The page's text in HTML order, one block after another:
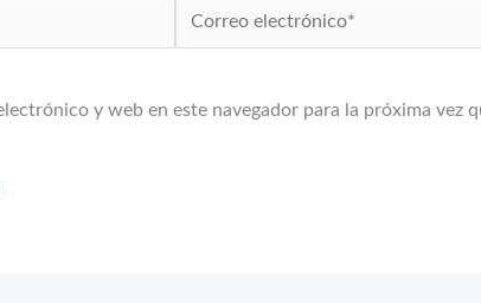
Correo
electrónico*
y web en este navegador para la próxima vez